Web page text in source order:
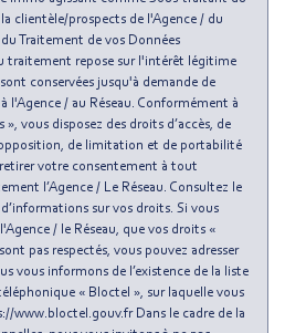
clientèle/prospects de l'Agence / du
Traitement de vos Données
traitement repose sur l'intérêt légitime
conservées jusqu'à demande de
l'Agence / au Réseau. Conformément à
vous disposez des droits d’accès, de
de limitation et de portabilité
votre consentement à tout
l’Agence / Le Réseau. Consultez le
sur vos droits. Si vous
/ le Réseau, que vos droits «
pas respectés, vous pouvez adresser
vous informons de l’existence de la liste
« Bloctel », sur laquelle vous
www.bloctel.gouv.fr Dans le cadre de la